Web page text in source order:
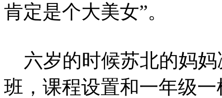
肯定是个大美女”。
六岁的时候苏北的妈妈
班，课程设置和一年级